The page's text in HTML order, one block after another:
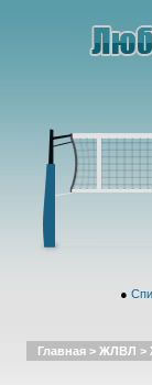
●
Главная > ЖЛВЛ >